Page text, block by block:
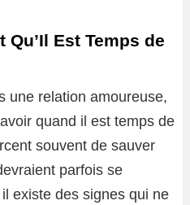
Est Temps de
une relation amoureuse,
quand il est temps de
souvent de sauver
parfois se
existe des signes qui ne